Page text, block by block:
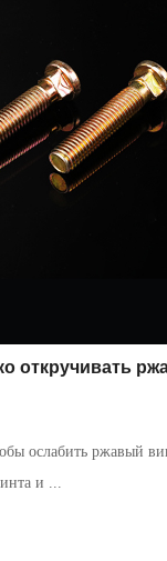
откручивать
ржавый винты и гайки Во
и ...